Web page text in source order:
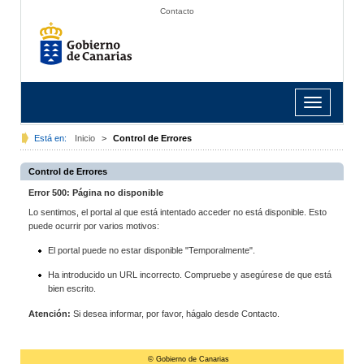
Contacto
Toggle
navigation
Está en: Inicio > Control de Errores
Control de Errores
Error 500: Página no disponible
Lo sentimos, el portal al que está intentado acceder no está disponible. Esto
puede ocurrir por varios motivos:
El portal puede no estar disponible "Temporalmente".
Ha introducido un URL incorrecto. Compruebe y asegúrese de que está
bien escrito.
Atención: Si desea informar, por favor, hágalo desde Contacto.
© Gobierno de Canarias